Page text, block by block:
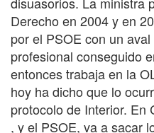
Derecho en 2004 y en
por el PSOE con un
profesional conseguido
entonces trabaja en la
hoy ha dicho que lo
protocolo de Interior. En
, y el PSOE, va a sacar